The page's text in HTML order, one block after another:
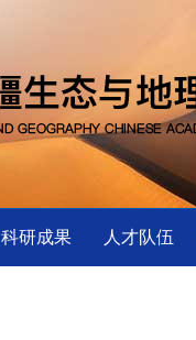
科研成果 人才队伍